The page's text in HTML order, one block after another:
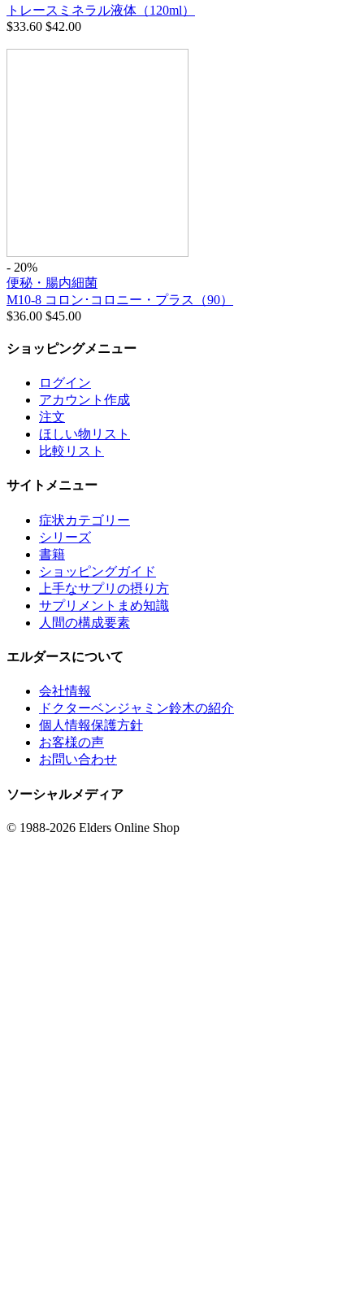
トレースミネラル液体（120ml）
$33.60 $42.00
- 20%
便秘・腸内細菌
M10-8 コロン･コロニー・プラス（90）
$36.00 $45.00
ショッピングメニュー
ログイン
アカウント作成
注文
ほしい物リスト
比較リスト
サイトメニュー
症状カテゴリー
シリーズ
書籍
ショッピングガイド
上手なサプリの摂り方
サプリメントまめ知識
人間の構成要素
エルダースについて
会社情報
ドクターベンジャミン鈴木の紹介
個人情報保護方針
お客様の声
お問い合わせ
ソーシャルメディア
© 1988-2026 Elders Online Shop